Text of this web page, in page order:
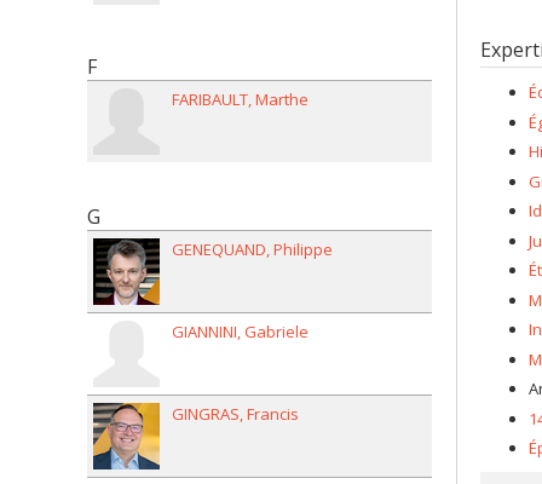
F
FARIBAULT Marthe
G
GENEQUAND Philippe
GIANNINI Gabriele
GINGRAS Francis